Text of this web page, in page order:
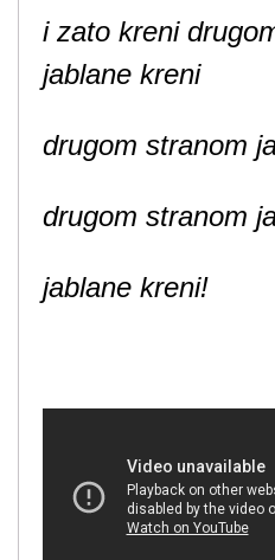
i zato kreni
jablane kreni
drugom stranom
drugom stranom
jablane kreni!